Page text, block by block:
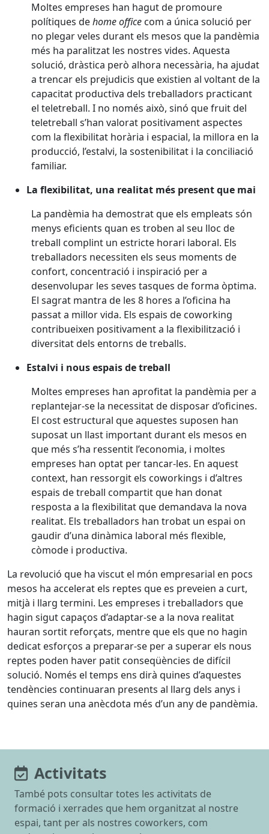
Moltes empreses han hagut de promoure
polítiques dehome office com a única solució per
no plegar veles durant els mesos que la pandèmia
més ha paralitzat les nostres vides. Aquesta
solució, dràstica però alhora necessària, ha ajudat
a trencar els prejudicis que existien al voltant de la
capacitat productiva dels treballadors practicant
el teletreball. I no només això, sinó que fruit del
teletreball s’han valorat positivament aspectes
com la flexibilitat horària i espacial, la millora en la
producció, l’estalvi, la sostenibilitat i la conciliació
familiar.
La flexibilitat, una realitat més present que mai
La pandèmia ha demostrat que els empleats són
menys eficients quan es troben al seu lloc de
treball complint un estricte horari laboral. Els
treballadors necessiten els seus moments de
confort, concentració i inspiració per a
desenvolupar les seves tasques de forma òptima.
El sagrat mantra de les 8 hores a l’oficina ha
passat a millor vida. Els espais de coworking
contribueixen positivament a la flexibilització i
diversitat dels entorns de treballs.
Estalvi i nous espais de treball
Moltes empreses han aprofitat la pandèmia per a
replantejar-se la necessitat de disposar d’oficines.
El cost estructural que aquestes suposen han
suposat un llast important durant els mesos en
que més s’ha ressentit l’economia, i moltes
empreses han optat per tancar-les. En aquest
context, han ressorgit els coworkings i d’altres
espais de treball compartit que han donat
resposta a la flexibilitat que demandava la nova
realitat. Els treballadors han trobat un espai on
gaudir d’una dinàmica laboral més flexible,
còmode i productiva.
La revolució que ha viscut el món empresarial en pocs
mesos ha accelerat els reptes que es preveien a curt,
mitjà i llarg termini. Les empreses i treballadors que
hagin sigut capaços d’adaptar-se a la nova realitat
hauran sortit reforçats, mentre que els que no hagin
dedicat esforços a preparar-se per a superar els nous
reptes poden haver patit conseqüències de difícil
solució. Només el temps ens dirà quines d’aquestes
tendències continuaran presents al llarg dels anys i
quines seran una anècdota més d’un any de pandèmia.
Activitats
També pots consultar totes les activitats de
formació i xerrades que hem organitzat al nostre
espai, tant per als nostres coworkers, com